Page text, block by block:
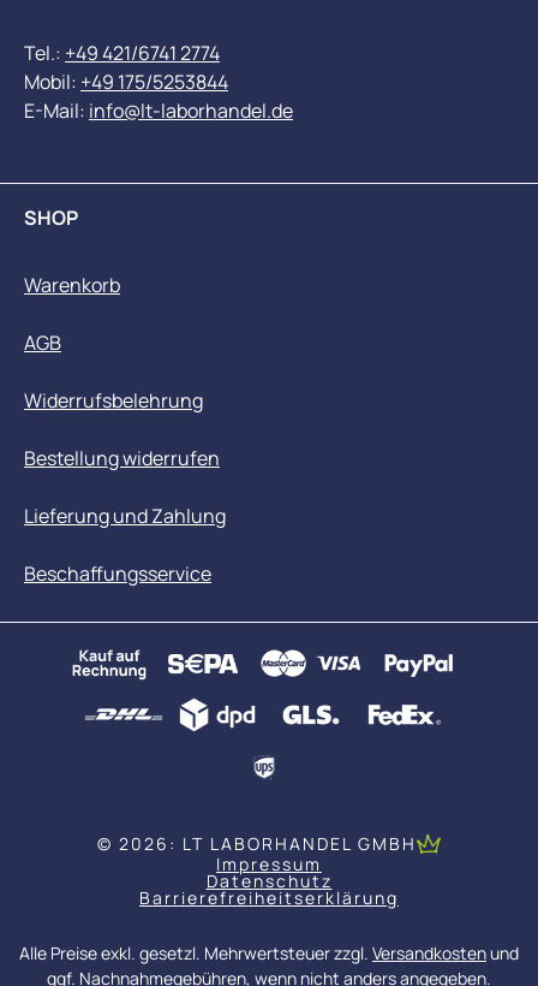
Tel.: +49 421/6741 2774
Mobil: +49 175/5253844
E-Mail: info@lt-laborhandel.de
SHOP
Warenkorb
AGB
Widerrufsbelehrung
Bestellung widerrufen
Lieferung und Zahlung
Beschaffungsservice
© 2026: LT LABORHANDEL GMBH
Impressum
Datenschutz
Barrierefreiheitserklärung
Alle Preise exkl. gesetzl. Mehrwertsteuer zzgl. Versandkostenund
ggf. Nachnahmegebühren, wenn nicht anders angegeben.